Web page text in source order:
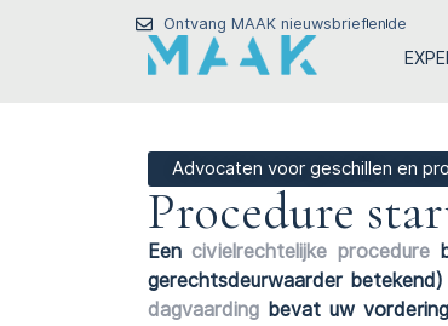
Ontvang MAAK nieuwsbriefende
Advocaten voor geschillen en
Procedure
Eencivielrechtelijke procedure
gerechtsdeurwaarder
dagvaarding bevat uw